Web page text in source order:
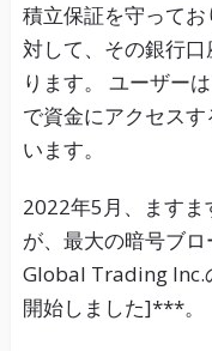
積立保証を守って
対して、その銀行
ります。 ユーザー
で資金にアクセス
います。
2022年5月、ますま
が、最大の暗号ブ
Global Trading Inc.
開始しました]***。